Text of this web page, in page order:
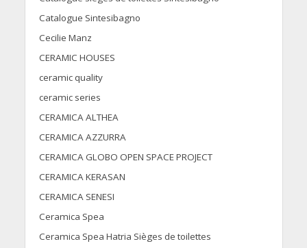
Catalogue Sintesibagno
Cecilie Manz
CERAMIC HOUSES
ceramic quality
ceramic series
CERAMICA ALTHEA
CERAMICA AZZURRA
CERAMICA GLOBO OPEN SPACE PROJECT
CERAMICA KERASAN
CERAMICA SENESI
Ceramica Spea
Ceramica Spea Hatria Sièges de toilettes